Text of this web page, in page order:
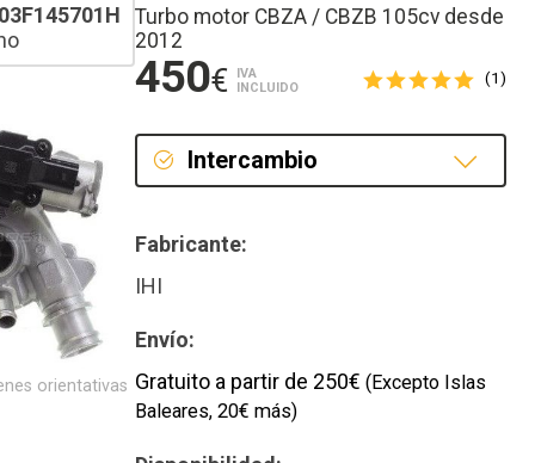
Turbo motor CBZA / CBZB 105cv desde
2012
450€
IVA
INCLUIDO
(1)
Intercambio
Fabricante:
IHI
Envío:
Gratuito a partir de 250€ (Excepto Islas
Baleares, 20€ más)
orientativas